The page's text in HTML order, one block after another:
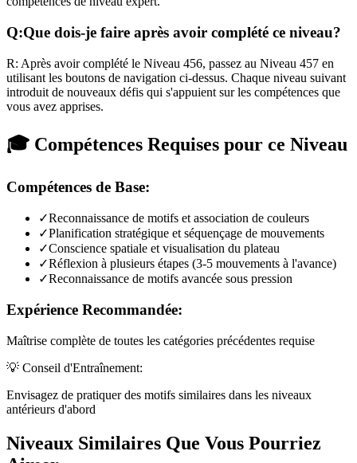
Q:Que dois-je faire après avoir complété ce niveau?
R: Après avoir complété le Niveau 456, passez au Niveau 457 en
utilisant les boutons de navigation ci-dessus. Chaque niveau suivant
introduit de nouveaux défis qui s'appuient sur les compétences que
vous avez apprises.
🎓 Compétences Requises pour ce Niveau
Compétences de Base:
✓Reconnaissance de motifs et association de couleurs
✓Planification stratégique et séquençage de mouvements
✓Conscience spatiale et visualisation du plateau
✓Réflexion à plusieurs étapes (3-5 mouvements à l'avance)
✓Reconnaissance de motifs avancée sous pression
Expérience Recommandée:
Maîtrise complète de toutes les catégories précédentes requise
💡 Conseil d'Entraînement:
Envisagez de pratiquer des motifs similaires dans les niveaux
antérieurs d'abord
Niveaux Similaires Que Vous Pourriez